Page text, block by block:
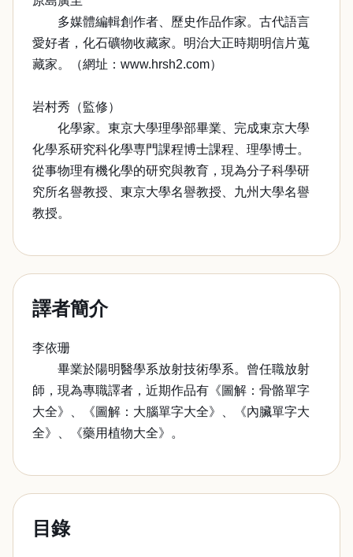
多媒體編輯創作者、歷史作品作家。古代語言
愛好者，化石礦物收藏家。明治大正時期明信片蒐
藏家。（網址：www.hrsh2.com）
岩村秀（監修）
化學家。東京大學理學部畢業、完成東京大學
化學系研究科化學専門課程博士課程、理學博士。
從事物理有機化學的研究與教育，現為分子科學研
究所名譽教授、東京大學名譽教授、九州大學名譽
教授。
譯者簡介
李依珊
畢業於陽明醫學系放射技術學系。曾任職放射
師，現為專職譯者，近期作品有《圖解：骨骼單字
大全》、《圖解：大腦單字大全》、《內臟單字大
全》、《藥用植物大全》。
目錄